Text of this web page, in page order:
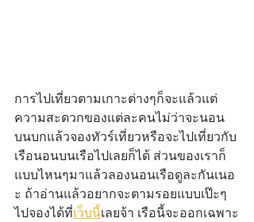
การไปเที่ยวตามเกาะต่างๆก็จะแล้วแต่
ความสะดวกของแต่ละคนไม่ว่าจะนอน
บนบกแล้วจองทัวร์เที่ยวหรือจะไปเที่ยวกับ
เรือนอนบนเรือไปเลยก็ได้ ส่วนของเราก็
แบบไหนๆมาแล้วลองนอนเรือดูละกันเนอ
ะ ถ้าอ่านแล้วอยากจะตามรอยแบบเป๊ะๆ
ไปจองได้ที่เว็บนี้เลยจ้า เรือนี้จะออกเฉพาะ